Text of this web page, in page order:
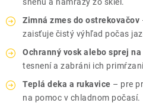
Zimná zmes do ostrekovačov
zaisťuje čistý výhľad počas
Ochranný vosk alebo sprej na
tesnení a zabráni ich
Teplá deka a rukavice – pre
na pomoc v chladnom počasí.